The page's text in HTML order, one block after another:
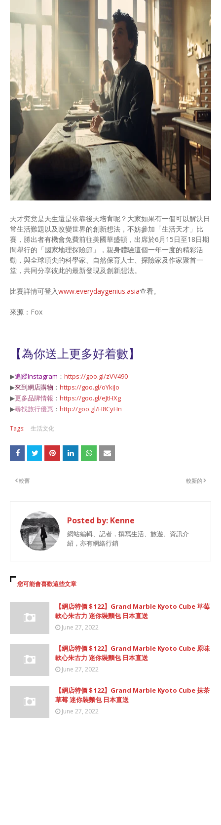
天才究竟是天生還是依靠後天培育呢？大家如果有一個可以解決日
常生活難題以及改變世界的創新想法，不妨參加「生活天才」比
賽，勝出者有機會免費前往美國華盛頓，出席於6月15日至18日期
間舉行的「國家地理探險節」，親身體驗這個一年一度的精彩活
動，與全球頂尖的科學家、自然保育人士、探險家及作家聚首一
堂，共同分享彼此的最新發現及創新想法。
比賽詳情可登入www.everydaygenius.asia查看。
來源：Fox
【為你送上更多好着數】
▶追蹤Instagram ： https://goo.gl/zVV490
▶來到網店購物 ： https://goo.gl/oYkiJo
▶更多品牌情報 ： https://goo.gl/eJtHXg
▶尋找旅行優惠 ： http://goo.gl/H8CyHn
Tags: 生活文化
較新的
較舊
Posted by: Kenne
網站編輯、記者，撰寫生活、旅遊、資訊介
紹，亦有網絡行銷
您可能會喜歡這些文章
【網店特價＄122】Grand Marble Kyoto Cube 草莓
軟心朱古力 迷你裝麵包 日本直送
June 27, 2022
【網店特價＄122】Grand Marble Kyoto Cube 原味
軟心朱古力 迷你裝麵包 日本直送
June 27, 2022
【網店特價＄122】Grand Marble Kyoto Cube 抹茶
草莓 迷你裝麵包 日本直送
June 27, 2022